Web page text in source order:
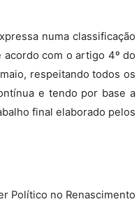
numa classificação
acordo com o artigo 4º do
respeitando todos os
e tendo por base a
final elaborado pelos
Político no Renascimento